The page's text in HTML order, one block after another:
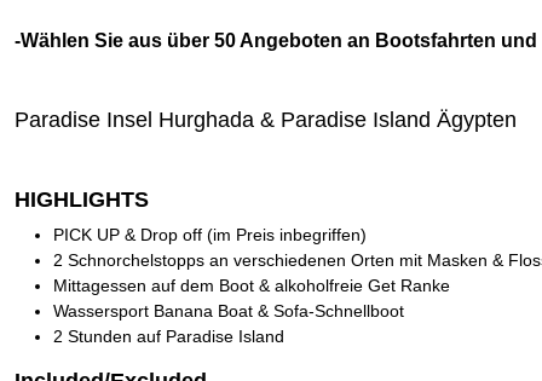
-Wählen Sie aus über 50 Angeboten an Bootsfahrten
Paradise Insel Hurghada & Paradise Island Ägypten
HIGHLIGHTS
PICK UP & Drop off (im Preis inbegriffen)
2 Schnorchelstopps an verschiedenen Orten mit Masken &
Mittagessen auf dem Boot & alkoholfreie Get Ranke
Wassersport Banana Boat & Sofa-Schnellboot
2 Stunden auf Paradise Island